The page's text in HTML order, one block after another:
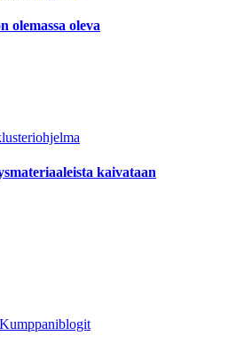
olemassa oleva
kaivataan
Kumppaniblogit